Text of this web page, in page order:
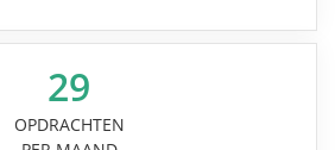
29
OPDRACHTEN